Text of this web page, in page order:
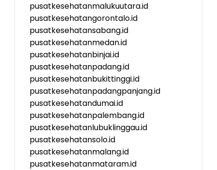
pusatkesehatanmalukuutara.id
pusatkesehatangorontalo.id
pusatkesehatansabang.id
pusatkesehatanmedan.id
pusatkesehatanbinjai.id
pusatkesehatanpadang.id
pusatkesehatanbukittinggi.id
pusatkesehatanpadangpanjang.id
pusatkesehatandumai.id
pusatkesehatanpalembang.id
pusatkesehatanlubuklinggau.id
pusatkesehatansolo.id
pusatkesehatanmalang.id
pusatkesehatanmataram.id